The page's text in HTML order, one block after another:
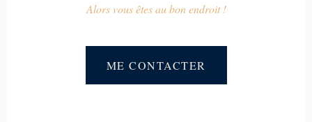
Alors vous êtes au bon endroit !
ME CONTACTER